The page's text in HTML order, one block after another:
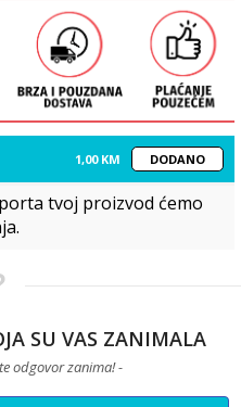
1,00 KM DODANO
tvoj proizvod ćemo
SU VAS ZANIMALA
odgovor zanima! -